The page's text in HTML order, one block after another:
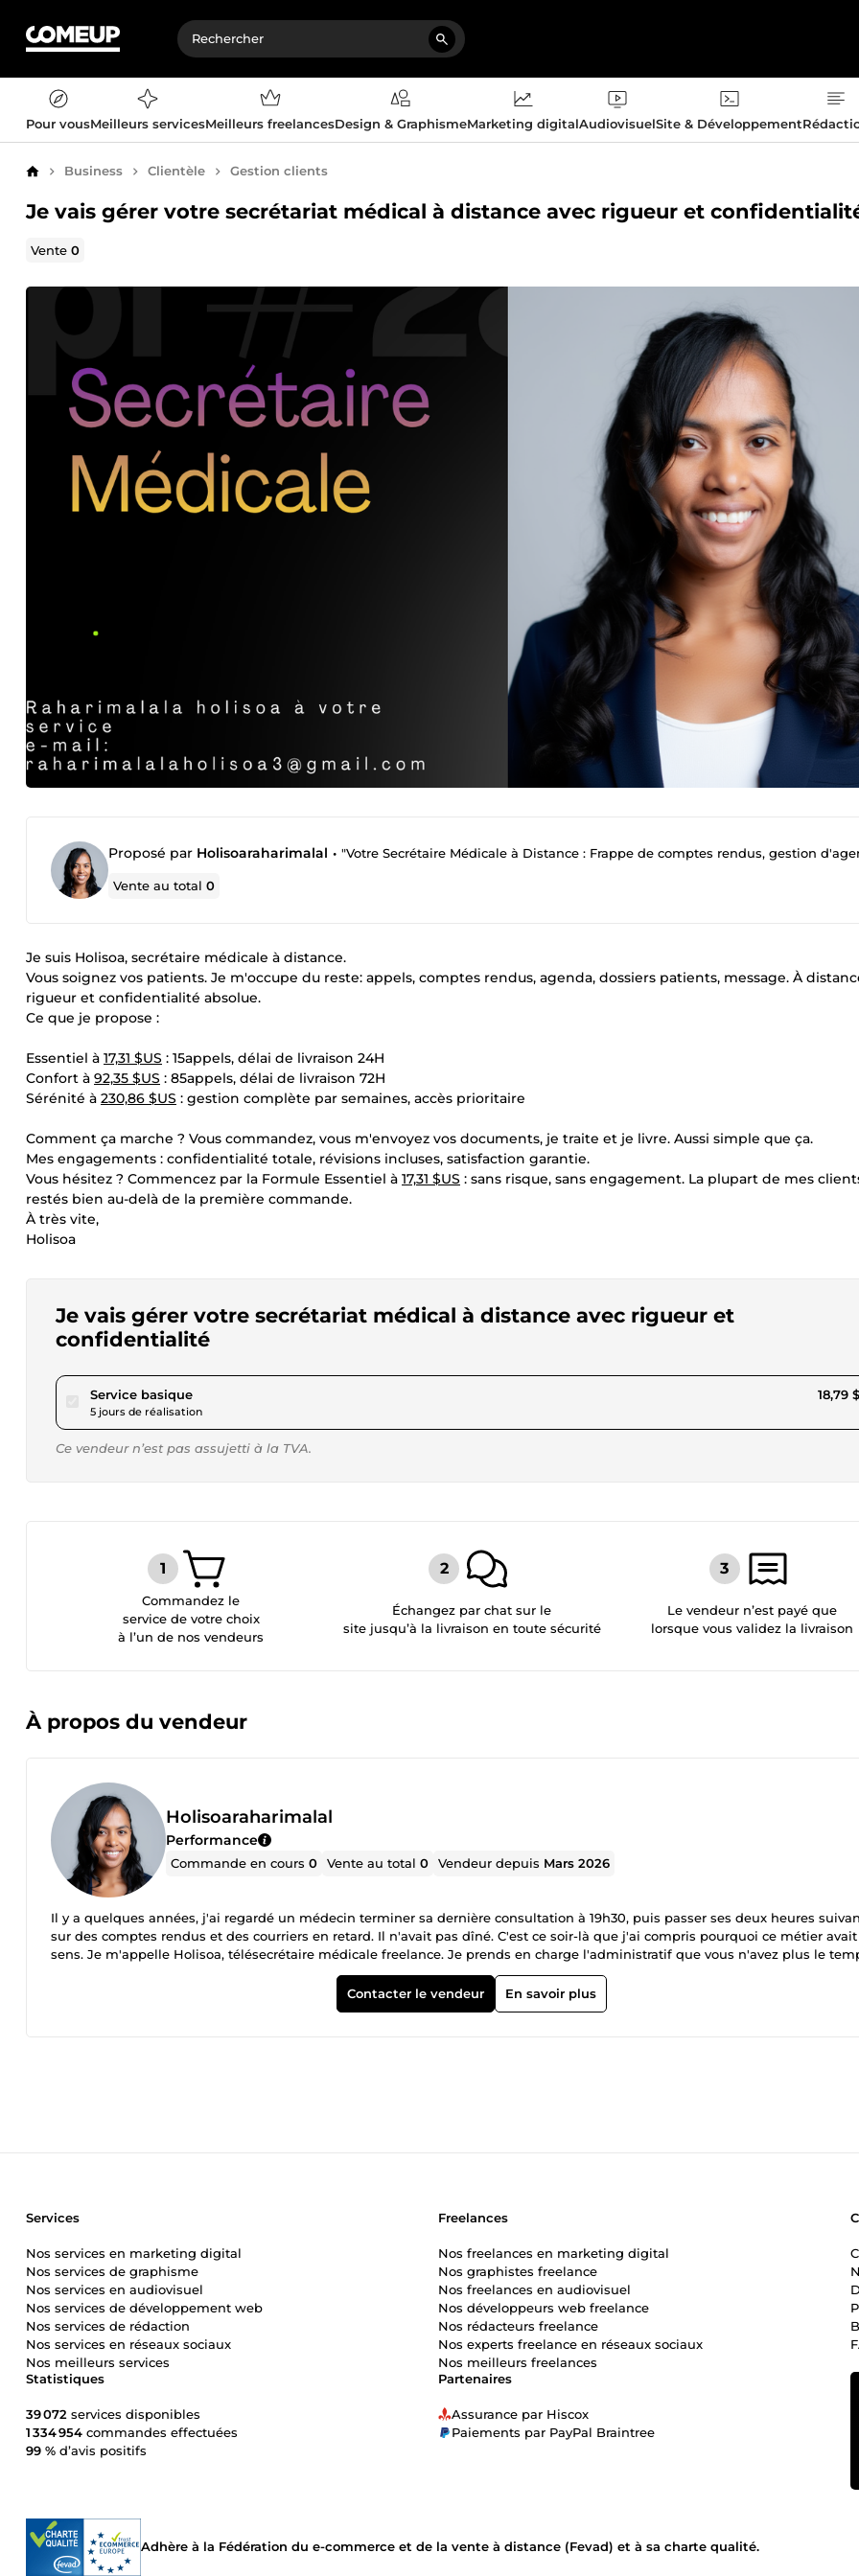
Pour vousMeilleurs servicesMeilleurs freelancesDesign & GraphismeMarketing digitalAudiovisuelSite & Développement
AccueilBusiness Clientèle Gestion clients
Je vais gérer votre secrétariat médical à distance avec rigueur et
Vente0
Proposé par Holisoaraharimalal • "Votre Secrétaire Médicale à Distance : Frappe de comptes rendus, gestion d'agenda & accueil
Vente au total0
Je suis Holisoa, secrétaire médicale à distance.
Vous soignez vos patients. Je m'occupe du reste: appels, comptes rendus, agenda, dossiers patients, message. À
rigueur et confidentialité absolue.
Ce que je propose :
Essentiel à 17,31 $US : 15appels, délai de livraison 24H
Confort à 92,35 $US : 85appels, délai de livraison 72H
Sérénité à 230,86 $US : gestion complète par semaines, accès prioritaire
Comment ça marche ? Vous commandez, vous m'envoyez vos documents, je traite et je livre. Aussi simple que ça.
Mes engagements : confidentialité totale, révisions incluses, satisfaction garantie.
Vous hésitez ? Commencez par la Formule Essentiel à 17,31 $US : sans risque, sans engagement. La plupart de mes
restés bien au-delà de la première commande.
À très vite,
Holisoa
Je vais gérer votre secrétariat médical à distance avec rigueur et
confidentialité
Service basiquepour 17,31 $US
5 jours de réalisation
18,79
Ce vendeur n’est pas assujetti à la TVA.
Commandez le
service de votre choix
à l’un de nos vendeurs
Échangez par chat sur le
site jusqu’à la livraison en toute sécurité
Le vendeur n’est payé que
lorsque vous validez la livraison
À propos du vendeur
Holisoaraharimalal
Performance
Commande en cours0 Vente au total0 Vendeur depuis Mars 2026
Il y a quelques années, j'ai regardé un médecin terminer sa dernière consultation à 19h30, puis passer ses deux heures
sur des comptes rendus et des courriers en retard. Il n'avait pas dîné. C'est ce soir-là que j'ai compris pourquoi ce métier
sens. Je m'appelle Holisoa, télésecrétaire médicale freelance. Je prends en charge l'administratif que vous n'avez plus le
gérer — pour que vous puissiez vous concentrer sur ce pour quoi vous avez étudié : soigner. À distance, avec la même
qu'une secrétaire en cabinet, je gère vos comptes rendus médicaux, votre agenda sur Doctolib, Hellodoc, Medimust ou Vega,
accueil téléphonique, vos courriers, vos dossiers patients, votre tiers payant et vos relations avec la CPAM et les mutuelles. Ce
Contacter le vendeur En savoir plus
Partenaires
Assurance par Hiscox
Paiements par PayPal Braintree
Statistiques
39 072 services disponibles
1 334 954 commandes effectuées
99 % d’avis positifs
Services
Nos services en marketing digital
Nos services de graphisme
Nos services en audiovisuel
Nos services de développement web
Nos services de rédaction
Nos services en réseaux sociaux
Nos meilleurs services
Freelances
Nos freelances en marketing digital
Nos graphistes freelance
Nos freelances en audiovisuel
Nos développeurs web freelance
Nos rédacteurs freelance
Nos experts freelance en réseaux sociaux
Nos meilleurs freelances
Adhère à la Fédération du e-commerce et de la vente à distance (Fevad) et à sa charte qualité.